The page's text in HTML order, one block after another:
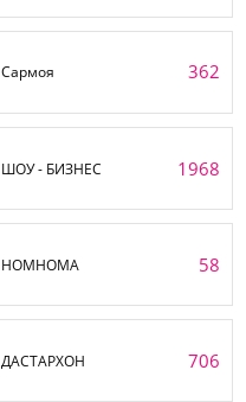
Сармоя 362
ШОУ - БИЗНЕС 1968
НОМНОМА 58
ДАСТАРХОН 706